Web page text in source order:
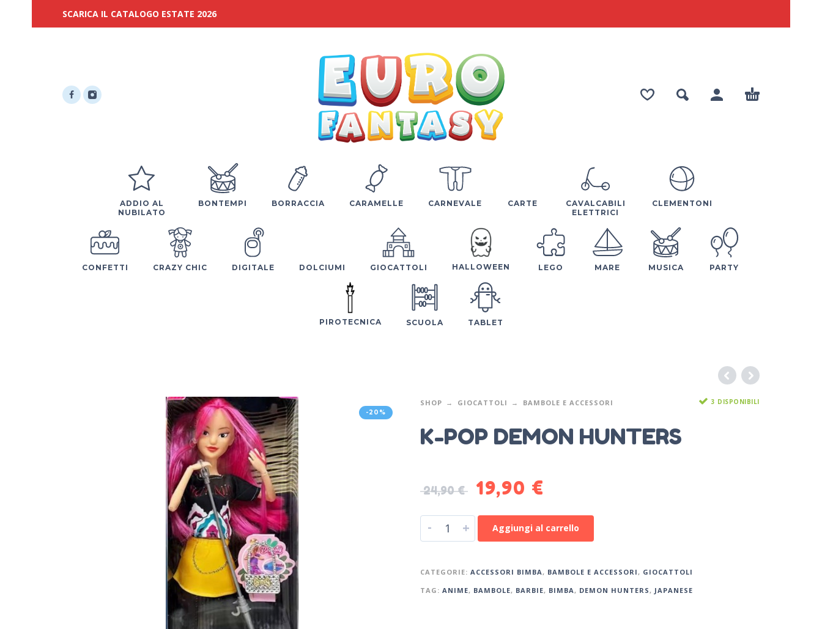
SCARICA IL CATALOGO ESTATE 2026
ADDIO AL
NUBILATO
BONTEMPI BORRACCIA CARAMELLE CARNEVALE CARTE
CAVALCABILI
ELETTRICI
CLEMENTONI
CONFETTI CRAZY CHIC DIGITALE DOLCIUMI GIOCATTOLI HALLOWEEN LEGO MARE MUSICA PARTY
PIROTECNICA SCUOLA TABLET
-20%
SHOP GIOCATTOLI BAMBOLE E ACCESSORI 3 DISPONIBILI
K-POP DEMON HUNTERS
24,90€ 19,90 €
- + Aggiungi al carrello
CATEGORIE: ACCESSORI BIMBA, BAMBOLE E ACCESSORI, GIOCATTOLI
TAG: ANIME, BAMBOLE, BARBIE, BIMBA, DEMON HUNTERS, JAPANESE